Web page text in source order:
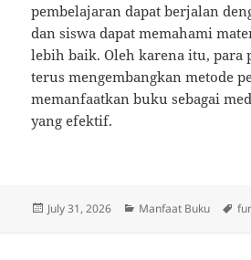
pembelajaran dapat berjalan
dan siswa dapat memahami
lebih baik. Oleh karena itu, para
terus mengembangkan metode
memanfaatkan buku sebagai
yang efektif.
Posted
July 31, 2026 Categories
Manfaat Buku